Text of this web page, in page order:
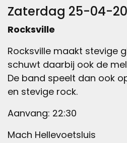
Zaterdag 25-04-
Rocksville
Rocksville maakt stevige
schuwt daarbij ook de
De band speelt dan ook
en stevige rock.
Aanvang: 22:30
Mach Hellevoetsluis